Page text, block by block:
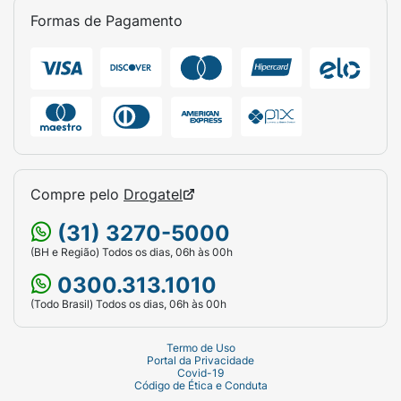
extrato de algas marinhas ajuda a remover
Formas de Pagamento
Compre pelo Drogatel
(31) 3270-5000
(BH e Região) Todos os dias, 06h às 00h
0300.313.1010
(Todo Brasil) Todos os dias, 06h às 00h
Termo de Uso
Portal da Privacidade
Covid-19
Código de Ética e Conduta